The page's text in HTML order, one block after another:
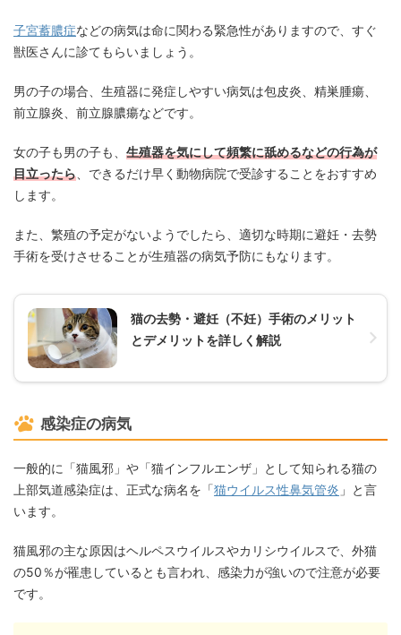
子宮蓄膿症などの病気は命に関わる緊急性がありますので、すぐ
獣医さんに診てもらいましょう。
男の子の場合、生殖器に発症しやすい病気は包皮炎、精巣腫瘍、
前立腺炎、前立腺膿瘍などです。
女の子も男の子も、 生殖器を気にして頻繁に舐めるなどの行為が
目立ったら 、できるだけ早く動物病院で受診することをおすすめ
します。
また、繁殖の予定がないようでしたら、適切な時期に避妊・去勢
手術を受けさせることが生殖器の病気予防にもなります。
猫の去勢・避妊（不妊）手術のメリット
とデメリットを詳しく解説
感染症の病気
一般的に「猫風邪」や「猫インフルエンザ」として知られる猫の
上部気道感染症は、正式な病名を「猫ウイルス性鼻気管炎 」と言
います。
猫風邪の主な原因はヘルペスウイルスやカリシウイルスで、外猫
の50％が罹患しているとも言われ、感染力が強いので注意が必要
です。